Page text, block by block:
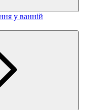
у ванній